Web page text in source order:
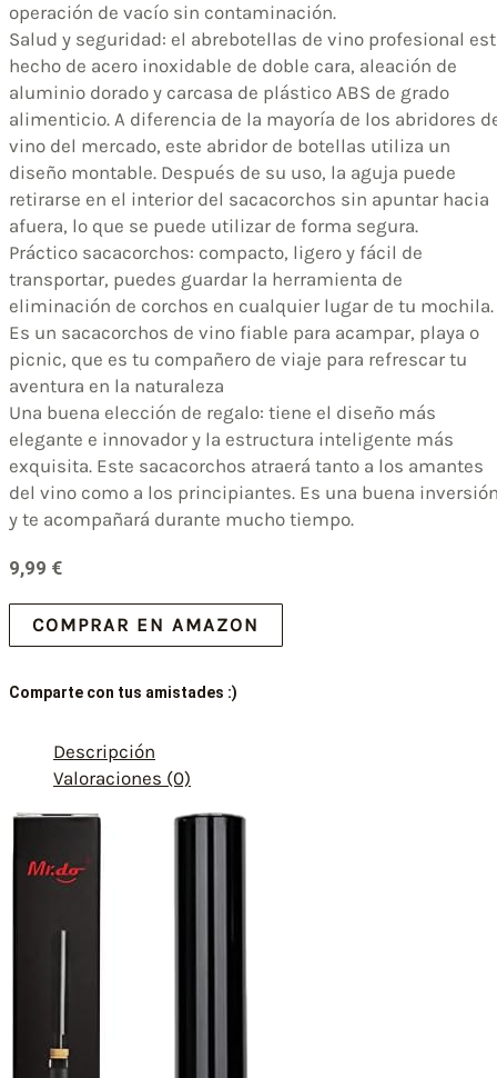
operación de vacío sin contaminación.
Salud y seguridad: el abrebotellas de vino profesional
hecho de acero inoxidable de doble cara, aleación de
aluminio dorado y carcasa de plástico ABS de grado
alimenticio. A diferencia de la mayoría de los abridores
vino del mercado, este abridor de botellas utiliza un
diseño montable. Después de su uso, la aguja puede
retirarse en el interior del sacacorchos sin apuntar hacia
afuera, lo que se puede utilizar de forma segura.
Práctico sacacorchos: compacto, ligero y fácil de
transportar, puedes guardar la herramienta de
eliminación de corchos en cualquier lugar de tu mochila.
Es un sacacorchos de vino fiable para acampar, playa o
picnic, que es tu compañero de viaje para refrescar tu
aventura en la naturaleza
Una buena elección de regalo: tiene el diseño más
elegante e innovador y la estructura inteligente más
exquisita. Este sacacorchos atraerá tanto a los amantes
del vino como a los principiantes. Es una buena
y te acompañará durante mucho tiempo.
9,99 €
COMPRAR EN AMAZON
Comparte con tus amistades :)
Descripción
Valoraciones (0)